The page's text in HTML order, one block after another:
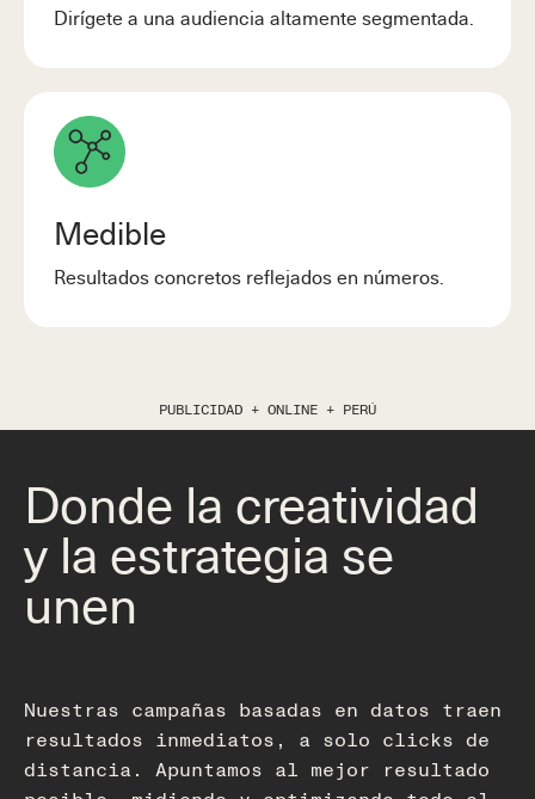
PUBLICIDAD + ONLINE + PERÚ
Dirígete a una audiencia altamente segmentada.
Medible
Resultados concretos reflejados en números.
Donde la creatividad
y la estrategia se
unen
Nuestras campañas basadas en datos traen
resultados inmediatos, a solo clicks de
distancia. Apuntamos al mejor resultado